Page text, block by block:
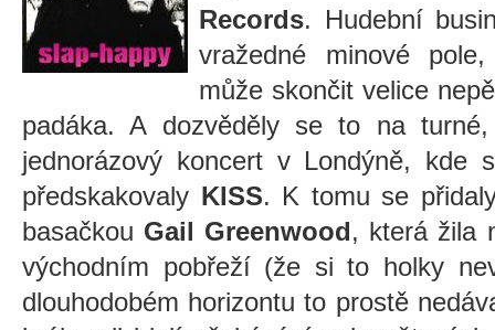
Records. Hudební
vražedné minové
může skončit velice
padáka. A dozvěděly se to na
jednorázový koncert v Londýně, kde
předskakovaly KISS. K tomu se
basačkou Gail Greenwood, která žila
východním pobřeží (že si to holky
dlouhodobém horizontu to prostě